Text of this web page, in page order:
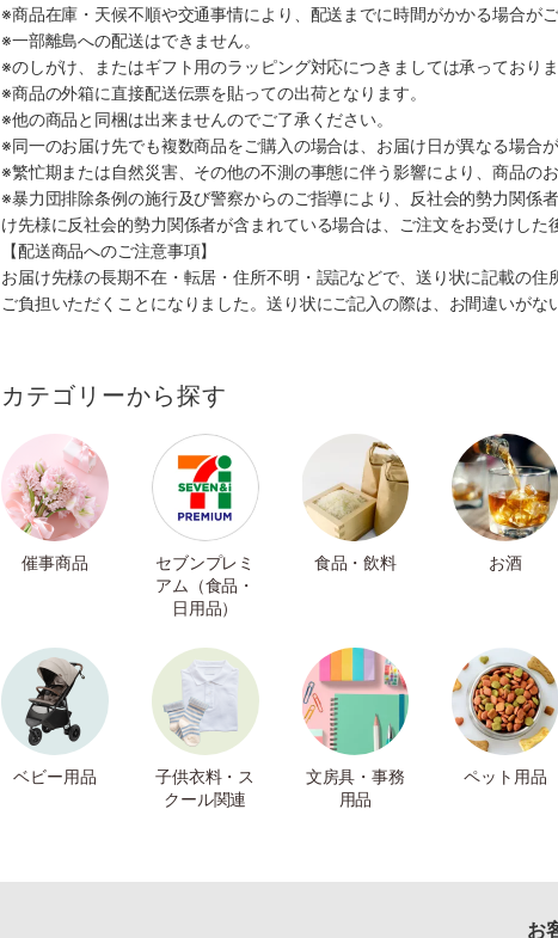
※商品在庫・天候不順や交通事情により、配送までに時間がかかる場合がご
※一部離島への配送はできません。
※のしがけ、またはギフト用のラッピング対応につきましては承っており
※商品の外箱に直接配送伝票を貼っての出荷となります。
※他の商品と同梱は出来ませんのでご了承ください。
※同一のお届け先でも複数商品をご購入の場合は、お届け日が異なる場合が
※繁忙期または自然災害、その他の不測の事態に伴う影響により、商品の
※暴力団排除条例の施行及び警察からのご指導により、反社会的勢力関係
け先様に反社会的勢力関係者が含まれている場合は、ご注文をお受けし
【配送商品へのご注意事項】
お届け先様の長期不在・転居・住所不明・誤記などで、送り状に記載の
ご負担いただくことになりました。送り状にご記入の際は、お間違いがな
カテゴリーから探す
催事商品
セブンプレミ
アム（食品・
日用品）
食品・飲料 お酒
ベビー用品
子供衣料・ス
クール関連
文房具・事務
用品
ペット用品
お